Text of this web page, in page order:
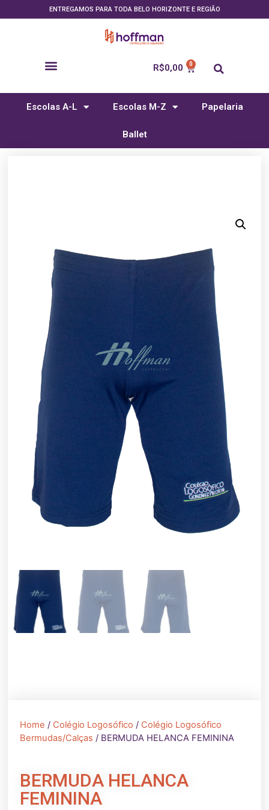
ENTREGAMOS PARA TODA BELO HORIZONTE E REGIÃO
R$0,00
Escolas A-L Escolas M-Z Papelaria
Ballet
Home / Colégio Logosófico / Colégio Logosófico
Bermudas/Calças / BERMUDA HELANCA FEMININA
BERMUDA HELANCA
FEMININA